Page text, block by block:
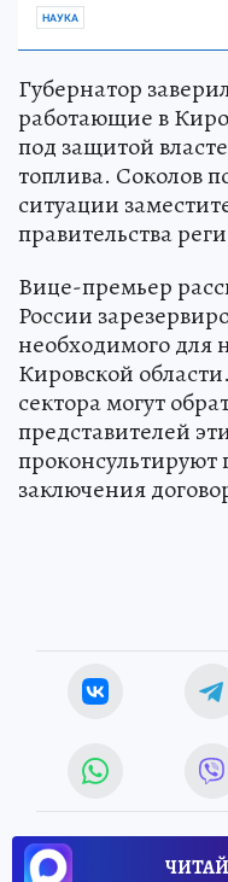
НАУКА
Губернатор
работающие в
под защитой
топлива. Соколов
ситуации
правительства
Вице-премьер
России
необходимого для
Кировской
сектора могут
представителей
проконсультируют
заключения